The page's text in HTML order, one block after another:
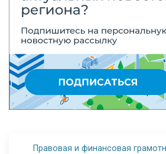
Правовая и финансовая